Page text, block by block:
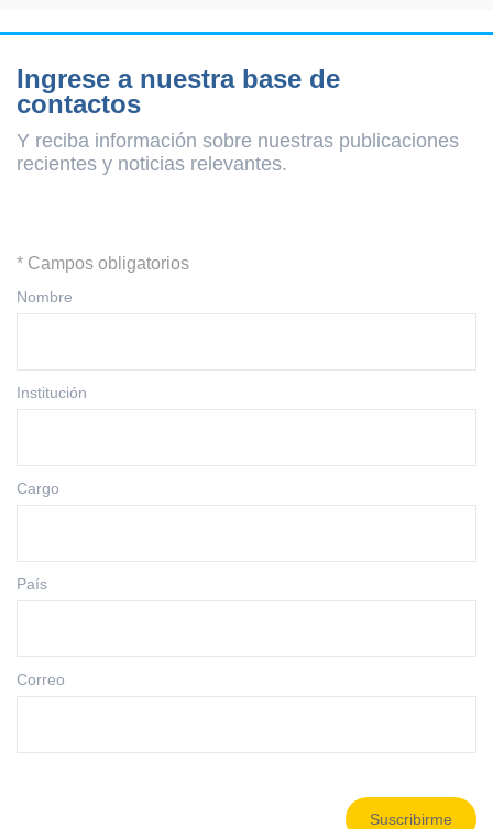
Ingrese a nuestra base de
contactos
Y reciba información sobre nuestras publicaciones
recientes y noticias relevantes.
* Campos obligatorios
Nombre
Institución
Cargo
País
Correo
Suscribirme